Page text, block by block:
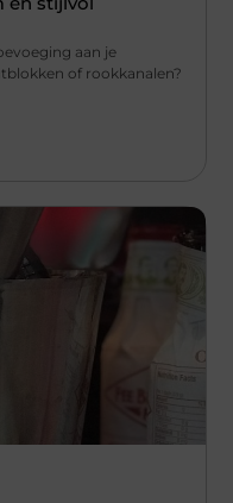
aan je
of rookkanalen?